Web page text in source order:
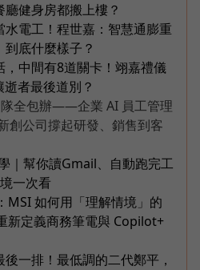
健身房都搬上樓？
電工！程世嘉：智慧通膨重
底什麼樣子？
中間有8道關卡！翊嘉禮儀
者最後道別？
隊全包辦——企業 AI 員工管理
創公司撐起研發、銷售到客
｜幫你讀Gmail、自動跑完工
一次看
MSI 如何用「理解情境」的
新定義商務筆電與 Copilot+
一排！最低調的二代鄭平，